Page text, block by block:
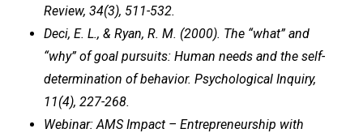
Review, 34(3), 511-532.
Deci, E. L., & Ryan, R. M. (2000). The “what” and
“why” of goal pursuits: Human needs and the self-
determination of behavior. Psychological Inquiry,
11(4), 227-268.
Webinar: AMS Impact – Entrepreneurship with